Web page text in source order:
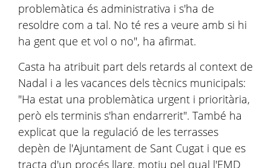
problemàtica és administrativa i s'ha de
resoldre com a tal. No té res a veure amb si hi
ha gent que et vol o no", ha afirmat.
Casta ha atribuit part dels retards al context de
Nadal i a les vacances dels tècnics municipals:
"Ha estat una problemàtica urgent i prioritària,
però els terminis s'han endarrerit". També ha
explicat que la regulació de les terrasses
depèn de l'Ajuntament de Sant Cugat i que es
tracta d'un procés llarg, motiu pel qual l'EMD